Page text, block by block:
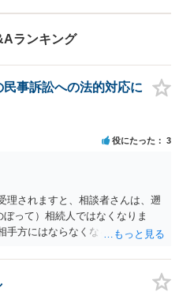
ランキング
事訴訟への法的対応に
役にたった 3
理されますと、相談者さんは、遡
って）相続人ではなくなりま
手方にはならなくなるので（明け
を答弁書に添えて裁判所に提出
棄却を求める答弁書を提出すれ
りません。その日は差支え（用事